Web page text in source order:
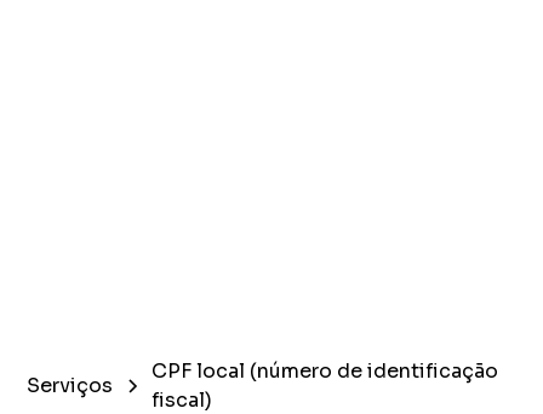
Serviços
CPF local (número de identificação
fiscal)